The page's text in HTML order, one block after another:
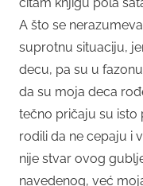
A što se
suprotnu situaciju,
decu, pa su u
da su moja deca
tečno pričaju su isto
rodili da ne cepaju i
nije stvar ovog
navedenog, već